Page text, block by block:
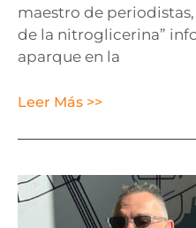
maestro de
de la nitroglicerina”
aparque en la
Leer Más >>